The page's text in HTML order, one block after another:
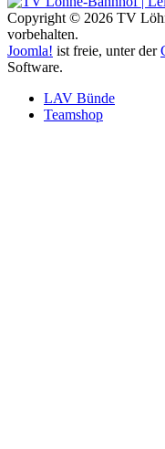
Copyright © 2026 TV
vorbehalten.
Joomla! ist freie, unter der
Software.
LAV Bünde
Teamshop